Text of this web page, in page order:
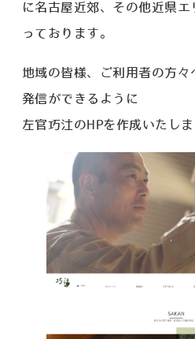
に名古屋近郊、その他近県
っております。
地域の皆様、ご利用者の方
発信ができるように
左官巧汢のHPを作成いたしま